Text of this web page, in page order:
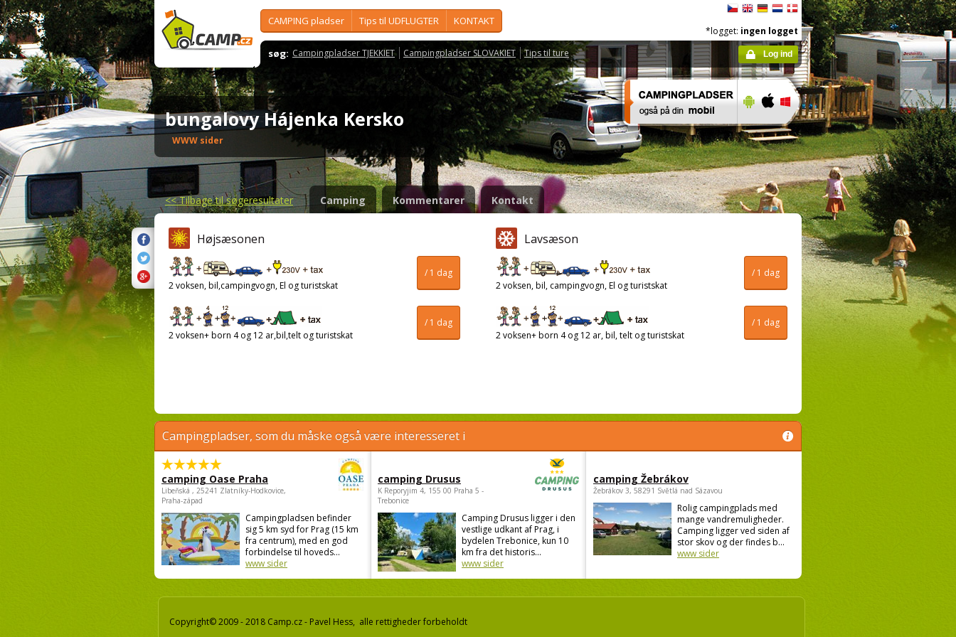
CAMPING pladser Tips til UDFLUGTER KONTAKT
søg: Campingpladser TJEKKIET Campingpladser SLOVAKIET Tips til ture
*logget: ingen logget
Log ind
bungalovy Hájenka Kersko
WWW sider
<<Tilbage til søgeresultater Camping Kommentarer Kontakt
Højsæsonen
/ 1 dag
2 voksen, bil,campingvogn, El og turistskat
/ 1 dag
2 voksen+ born 4 og 12 ar,bil,telt og turistskat
Lavsæson
/ 1 dag
2 voksen, bil, campingvogn, El og turistskat
/ 1 dag
2 voksen+ born 4 og 12 ar, bil, telt og turistskat
Campingpladser, som du måske også være interesseret i
camping Oase Praha
Libeňská , 25241 Zlatníky-Hodkovice,
Praha-západ
Campingpladsen befinder
sig 5 km syd for Prag (15 km
fra centrum), med en god
forbindelse til hoveds...
www sider
camping Drusus
K Reporyjim 4, 155 00 Praha 5 -
Trebonice
Camping Drusus ligger i den
vestlige udkant af Prag, i
bydelen Trebonice, kun 10
km fra det historis...
www sider
camping Žebrákov
Žebrákov 3, 58291 Světlá nad Sázavou
Rolig campingplads med
mange vandremuligheder.
Camping ligger ved siden af
stor skov og der findes b...
www sider
Copyright© 2009 - 2018 Camp.cz - Pavel Hess, alle rettigheder forbeholdt